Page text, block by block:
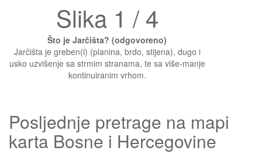
Slika 1 / 4
Što je Jarčišta? (odgovoreno)
Jarčišta je greben(i) (planina, brdo, stijena), dugo i
usko uzvišenje sa strmim stranama, te sa više-manje
kontinuiranim vrhom.
Posljednje pretrage na mapi
karta Bosne i Hercegovine